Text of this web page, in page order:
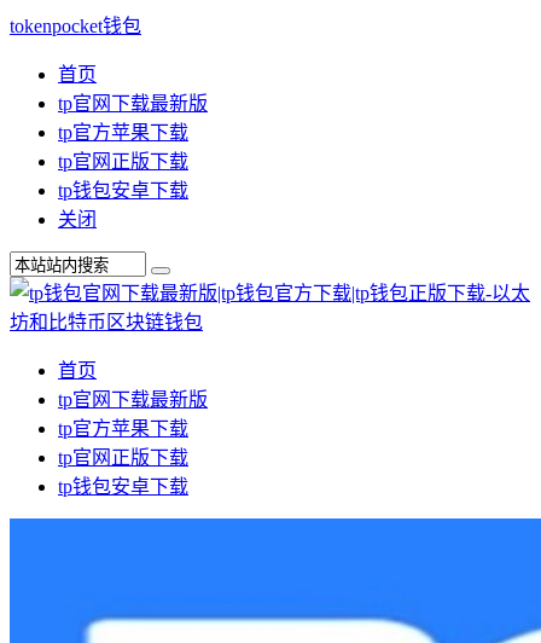
tokenpocket钱包
首页
tp官网下载最新版
tp官方苹果下载
tp官网正版下载
tp钱包安卓下载
关闭
首页
tp官网下载最新版
tp官方苹果下载
tp官网正版下载
tp钱包安卓下载